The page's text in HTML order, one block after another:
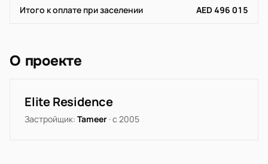
Итого к оплате при заселении AED 496 015
О проекте
Elite Residence
Застройщик: Tameer · с 2005